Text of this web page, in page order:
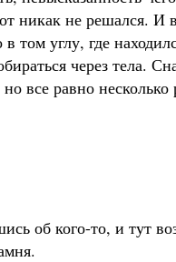
никак не решался. И
в том углу, где
через тела.
но все равно
об кого-то, и тут